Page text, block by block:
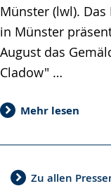
Münster (lwl).
in Münster
August das
Cladow" …
Mehr lesen
Zu allen